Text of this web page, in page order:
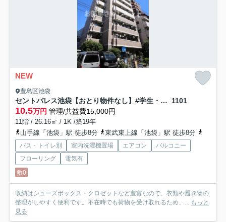
NEW
豊島区池袋
セントパレス池袋【おとり物件なし】#学生・社会人にオススメ！初期費用分割払いOK！ 1101
10.5万円 管理/共益費15,000円
11階 / 26.16㎡ / 1K /築19年
山手線「池袋」駅 徒歩8分
東武東上線「池袋」駅 徒歩8分
バス・トイレ別 室内洗濯機置場 エアコン
バルコニー
フローリング
電気有
敷0
収納はシューズボックス・クロゼットなど豊富なので、衣類や履き物の
整理がしやすく便利です。不在時でも荷物を受け取れるため、... もっと
見る